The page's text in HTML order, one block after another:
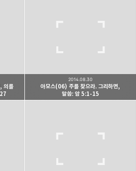
의를
아모스(06) 주를 찾으라. 그리하면,
말씀: 암 5:1-15
2014.08.30